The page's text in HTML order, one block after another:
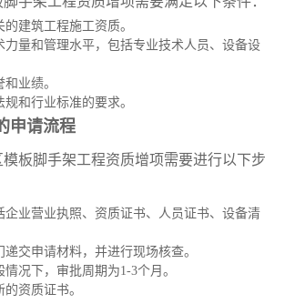
建筑工程施工资质。
力量和管理水平，包括专业技术人员、设备设
业绩。
和行业标准的要求。
申请流程
板脚手架工程资质增项需要进行以下步
企业营业执照、资质证书、人员证书、设备清
交申请材料，并进行现场核查。
况下，审批周期为1-3个月。
资质证书。